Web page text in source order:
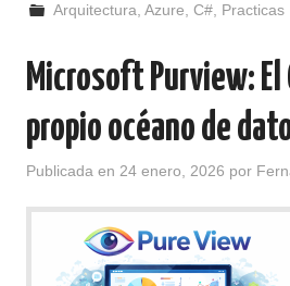
Arquitectura ,Azure ,C# Practicas
Microsoft Purview: El
propio océano de
Publicada en 24 enero, 2026 por